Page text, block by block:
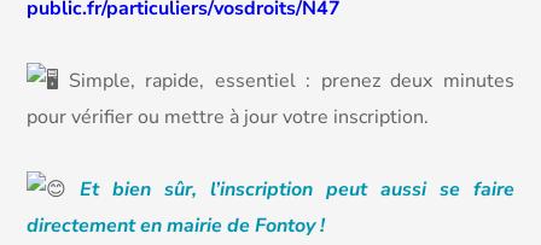
public.fr/particuliers/vosdroits/N47
Simple, rapide, essentiel : prenez deux minutes
pour vérifier ou mettre à jour votre inscription.
Et bien sûr, l’inscription peut aussi se faire
directement en mairie de Fontoy !